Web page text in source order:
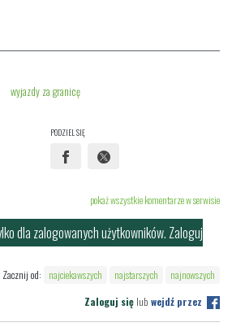
wyjazdy za granicę
PODZIEL SIĘ
pokaż wszystkie komentarze w serwisie
dla zalogowanych użytkowników. Zaloguj
Zacznij od: najciekawszych najstarszych najnowszych
Zaloguj się lub wejdź przez